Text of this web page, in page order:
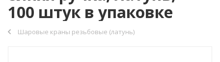
100 штук в упаковке
Шаровые краны резьбовые (латунь)